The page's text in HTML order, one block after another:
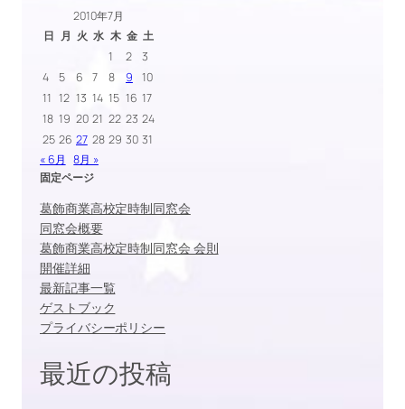
2010年7月
日 月 火 水 木 金 土
1
2
3
4
5 6 7 8 9
10
11 12 13 14 15 16 17
18 19 20 21 22 23 24
25 26 27 28 29 30 31
« 6月
8月 »
固定ページ
葛飾商業高校定時制同窓会
同窓会概要
葛飾商業高校定時制同窓会 会則
開催詳細
最新記事一覧
ゲストブック
プライバシーポリシー
最近の投稿